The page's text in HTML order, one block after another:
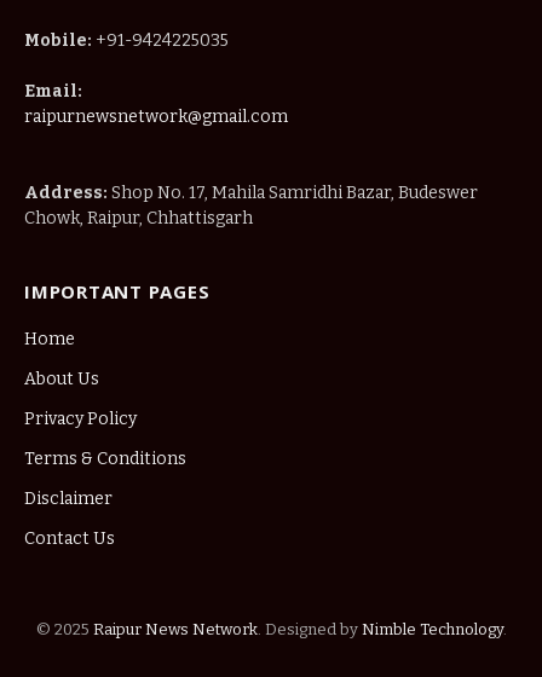
Mobile: +91-9424225035
Email:
raipurnewsnetwork@gmail.com
Address: Shop No. 17, Mahila Samridhi Bazar, Budeswer
Chowk, Raipur, Chhattisgarh
IMPORTANT PAGES
Home
About Us
Privacy Policy
Terms & Conditions
Disclaimer
Contact Us
© 2025 Raipur News Network. Designed by Nimble Technology.